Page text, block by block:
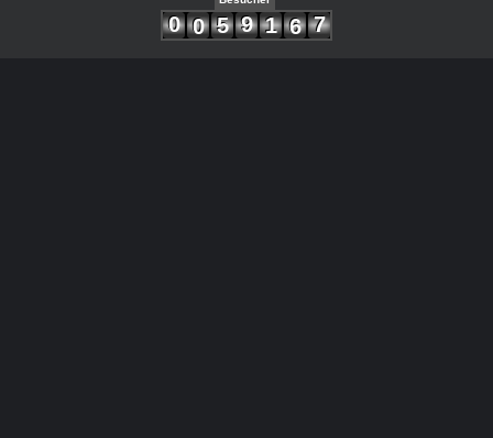
0 0 5 9 1 6 7